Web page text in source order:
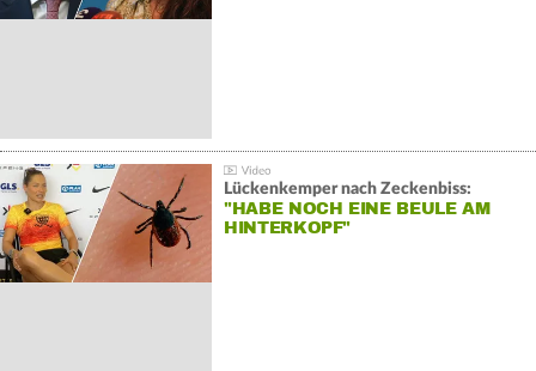
Lückenkemper nach Zeckenbiss:
"HABE NOCH EINE BEULE AM
HINTERKOPF"